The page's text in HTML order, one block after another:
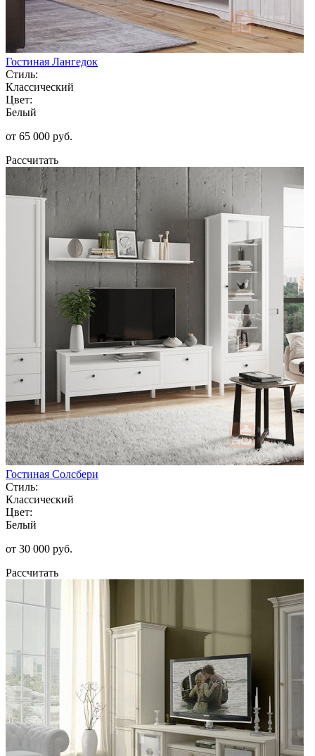
Гостиная Лангедок
Стиль:
Классический
Цвет:
Белый
от 65 000 руб.
Рассчитать
Гостиная Солсбери
Стиль:
Классический
Цвет:
Белый
от 30 000 руб.
Рассчитать